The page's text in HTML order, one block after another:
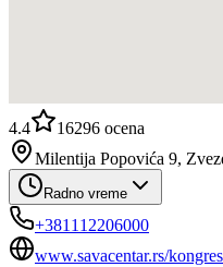
4.4 16296 ocena
Milentija Popovića 9,
Radno vreme
+381112206000
www.savacentar.rs/